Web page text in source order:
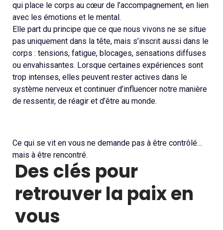
qui place le corps au cœur de l’accompagnement, en lien
avec les émotions et le mental.
Elle part du principe que ce que nous vivons ne se situe
pas uniquement dans la tête, mais s’inscrit aussi dans le
corps : tensions, fatigue, blocages, sensations diffuses
ou envahissantes. Lorsque certaines expériences sont
trop intenses, elles peuvent rester actives dans le
système nerveux et continuer d’influencer notre manière
de ressentir, de réagir et d’être au monde.
Ce qui se vit en vous ne demande pas à être contrôlé…
mais à être rencontré.
Des clés pour
retrouver la paix en
vous